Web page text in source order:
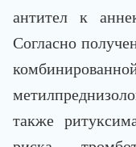
антител к
Согласно
также